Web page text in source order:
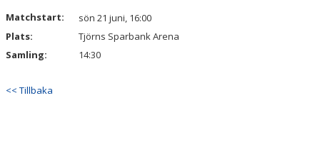
KONTAKT
Matchstart:
sön 21 juni, 16:00
Plats:
Tjörns Sparbank Arena
Samling:
14:30
<< Tillbaka